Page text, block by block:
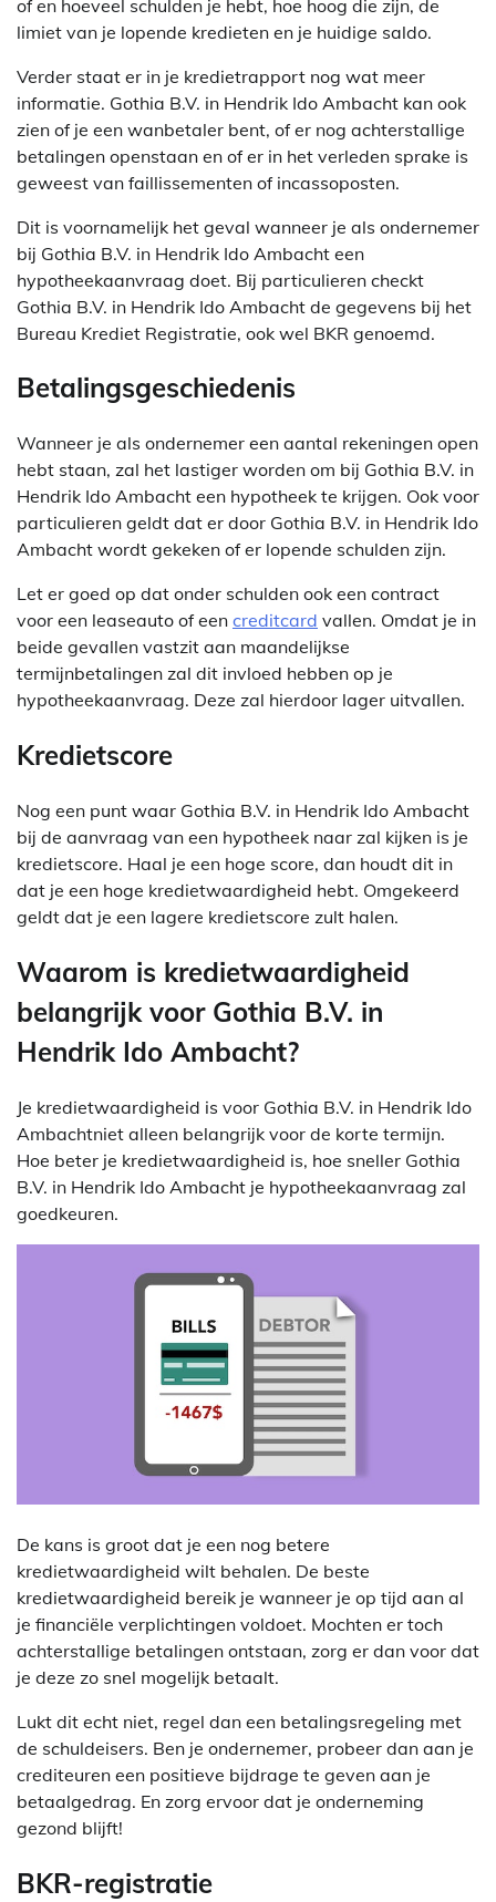
of en hoeveel schulden je hebt, hoe hoog die zijn, de
limiet van je lopende kredieten en je huidige saldo.
Verder staat er in je kredietrapport nog wat meer
informatie. Gothia B.V. in Hendrik Ido Ambacht kan ook
zien of je een wanbetaler bent, of er nog achterstallige
betalingen openstaan en of er in het verleden sprake is
geweest van faillissementen of incassoposten.
Dit is voornamelijk het geval wanneer je als ondernemer
bij Gothia B.V. in Hendrik Ido Ambacht een
hypotheekaanvraag doet. Bij particulieren checkt
Gothia B.V. in Hendrik Ido Ambacht de gegevens bij het
Bureau Krediet Registratie, ook wel BKR genoemd.
Betalingsgeschiedenis
Wanneer je als ondernemer een aantal rekeningen open
hebt staan, zal het lastiger worden om bij Gothia B.V. in
Hendrik Ido Ambacht een hypotheek te krijgen. Ook voor
particulieren geldt dat er door Gothia B.V. in Hendrik Ido
Ambacht wordt gekeken of er lopende schulden zijn.
Let er goed op dat onder schulden ook een contract
voor een leaseauto of een creditcard vallen. Omdat je in
beide gevallen vastzit aan maandelijkse
termijnbetalingen zal dit invloed hebben op je
hypotheekaanvraag. Deze zal hierdoor lager uitvallen.
Kredietscore
Nog een punt waar Gothia B.V. in Hendrik Ido Ambacht
bij de aanvraag van een hypotheek naar zal kijken is je
kredietscore. Haal je een hoge score, dan houdt dit in
dat je een hoge kredietwaardigheid hebt. Omgekeerd
geldt dat je een lagere kredietscore zult halen.
Waarom is kredietwaardigheid
belangrijk voor Gothia B.V. in
Hendrik Ido Ambacht?
Je kredietwaardigheid is voor Gothia B.V. in Hendrik Ido
Ambachtniet alleen belangrijk voor de korte termijn.
Hoe beter je kredietwaardigheid is, hoe sneller Gothia
B.V. in Hendrik Ido Ambacht je hypotheekaanvraag zal
goedkeuren.
De kans is groot dat je een nog betere
kredietwaardigheid wilt behalen. De beste
kredietwaardigheid bereik je wanneer je op tijd aan al
je financiële verplichtingen voldoet. Mochten er toch
achterstallige betalingen ontstaan, zorg er dan voor dat
je deze zo snel mogelijk betaalt.
Lukt dit echt niet, regel dan een betalingsregeling met
de schuldeisers. Ben je ondernemer, probeer dan aan je
crediteuren een positieve bijdrage te geven aan je
betaalgedrag. En zorg ervoor dat je onderneming
gezond blijft!
BKR-registratie